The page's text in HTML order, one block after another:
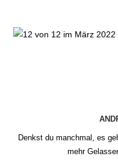
Denkst du manchmal, es
mehr